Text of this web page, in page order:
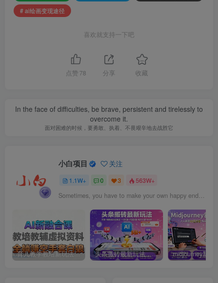
# ai绘画变现途径
喜欢就支持一下吧
点赞 78 分享 收藏
In the face of difficulties, be brave, persistent and tirelessly to
overcome it.
面对困难的时候，要勇敢、执着、不畏艰辛地去战胜它
小白项目 关注
1.1W+ 0 3 563W+
育儿教学教培新玩法，AI生成教学视频，市场大，操作简单，变现天花板非常高 头条搬砖最新玩法，文章+视频用AI全搞定，一天5张+不是问题，每天只需10分钟